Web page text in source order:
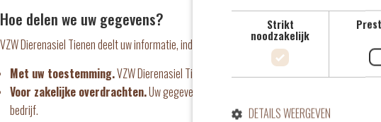
Hoe delen we uw gegevens?
VZW Dierenasiel Tienen deelt uw informatie, indien van toepassing, in de volgende situaties:
Met uw toestemming.VZW Dierenasiel Tienen deelt uw gegevens voor welk doel dan
Voor zakelijke overdrachten.Uw gegevens worden gedeeld in geval van aansluiting,
bedrijf.
Strikt
noodzakelijk
DETAILS WEERGEVEN